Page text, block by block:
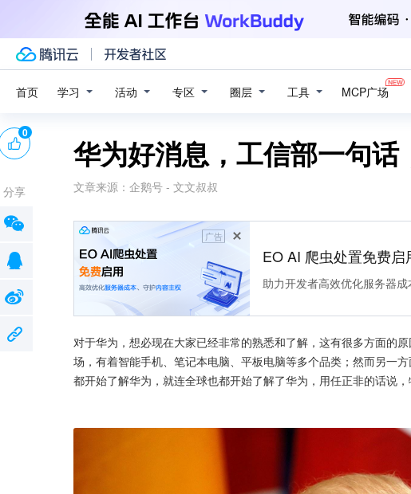
首页 学习 活动 专区 圈层 工具 MCP广场
华为好消息，工信部一句话
文章来源： 企鹅号 - 文文叔叔
广告
EO AI 爬虫处置免费启
助力开发者高效优化服务器
对于华为，想必现在大家已经非常的熟悉和了解，这有很多方面的
场，有着智能手机、笔记本电脑、平板电脑等多个品类；然而另一
都开始了解华为，就连全球也都开始了解了华为，用任正非的话说，
0
分享